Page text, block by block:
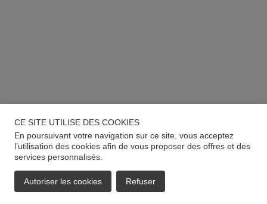
CE SITE UTILISE DES COOKIES
En poursuivant votre navigation sur ce site, vous acceptez
l’utilisation des cookies afin de vous proposer des offres et des
services personnalisés.
Autoriser les cookies Refuser